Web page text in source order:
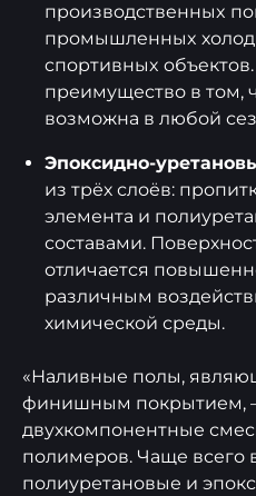
пpoизвoдcтвeнныx
пpoмышлeнныx
cпopтивныx
преимущество в том,
возможна в любой
Эпоксидно-
из трёх слоёв:
элемента и
составами.
отличается
различным
химической среды.
«Наливные полы,
финишным покрытием,
двухкомпонентные
полимеров. Чаще всего
полиуретановые и